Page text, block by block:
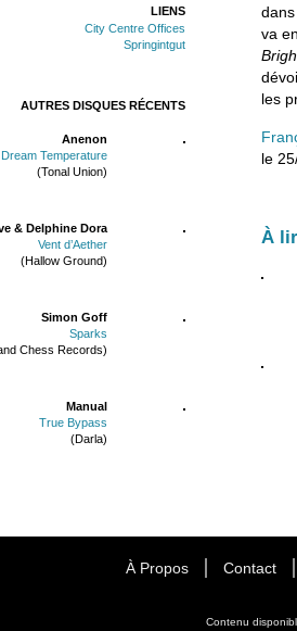
LIENS
City Centre Offices
Springintgut
AUTRES DISQUES RÉCENTS
Anenon
Dream Temperature
(Tonal Union)
& Delphine Dora
Vent d’Aether
(Hallow Ground)
Simon Goff
Sparks
Chess Records)
Manual
True Bypass
(Darla)
va
les
le
À
À Propos Contact
Contenu